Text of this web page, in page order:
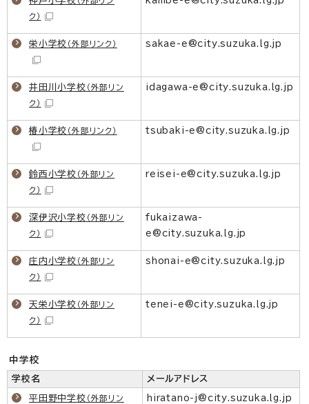
ク）
栄小学校 （外部リンク） sakae-e@city.suzuka.lg.jp
井田川小学校 （外部リン
ク）
idagawa-e@city.suzuka.lg.jp
椿小学校 （外部リンク） tsubaki-e@city.suzuka.lg.jp
鈴西小学校 （外部リン
ク）
reisei-e@city.suzuka.lg.jp
深伊沢小学校 （外部リン
ク）
fukaizawa-
e@city.suzuka.lg.jp
庄内小学校 （外部リン
ク）
shonai-e@city.suzuka.lg.jp
天栄小学校 （外部リン
ク）
tenei-e@city.suzuka.lg.jp
中学校
学校名 メールアドレス
平田野中学校 （外部リン hiratano-j@city.suzuka.lg.jp